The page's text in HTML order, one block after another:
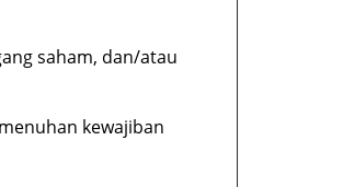
saham, dan/atau
kewajiban